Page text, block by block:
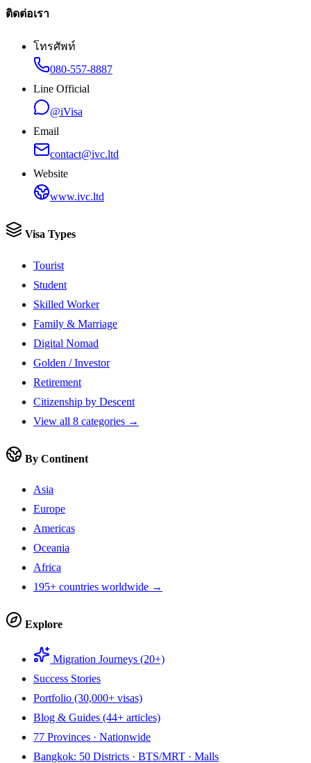
ติดต่อเรา
โทรศัพท์
080-557-8887
Line Official
@iVisa
Email
contact@ivc.ltd
Website
www.ivc.ltd
Visa Types
Tourist
Student
Skilled Worker
Family & Marriage
Digital Nomad
Golden / Investor
Retirement
Citizenship by Descent
View all 8 categories →
By Continent
Asia
Europe
Americas
Oceania
Africa
195+ countries worldwide →
Explore
Migration Journeys (20+)
Success Stories
Portfolio (30,000+ visas)
Blog & Guides (44+ articles)
77 Provinces · Nationwide
Bangkok: 50 Districts · BTS/MRT · Malls